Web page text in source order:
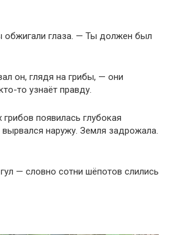
обжигали глаза. — Ты должен был
он, глядя на грибы, — они
то узнаёт правду.
появилась глубокая
наружу. Земля задрожала.
— словно сотни шёпотов слились